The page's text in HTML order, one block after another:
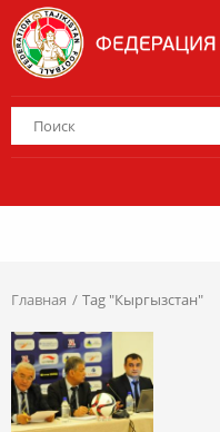
Главная Tag "Кыргызстан"